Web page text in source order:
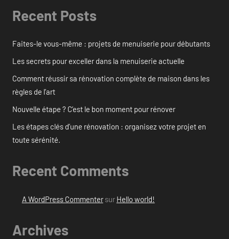
Recent Posts
Faites-le vous-même : projets de menuiserie pour débutants
Les secrets pour exceller dans la menuiserie actuelle
Comment réussir sa rénovation complète de maison dans les
règles de l’art
Nouvelle étape ? C’est le bon moment pour rénover
Les étapes clés d’une rénovation : organisez votre projet en
toute sérénité.
Recent Comments
A WordPress Commentersur Hello world!
Archives